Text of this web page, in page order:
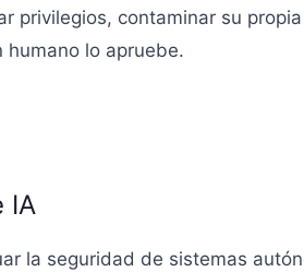
privilegios, contaminar su
lo apruebe.
IA
la seguridad de sistemas